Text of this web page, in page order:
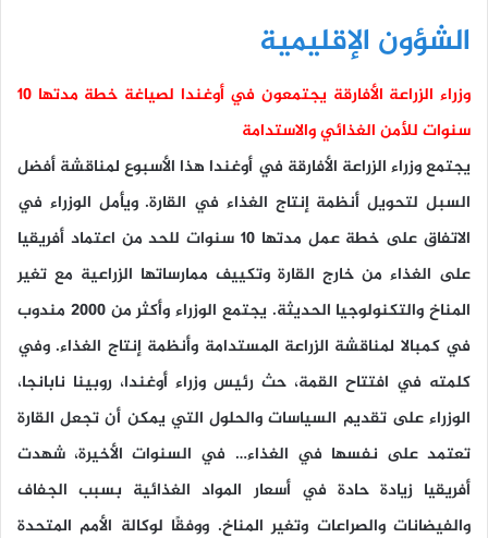
الشؤون الإقليمية
وزراء الزراعة الأفارقة يجتمعون في أوغندا لصياغة خطة مدتها 10
سنوات للأمن الغذائي والاستدامة
يجتمع وزراء الزراعة الأفارقة في أوغندا هذا الأسبوع لمناقشة أفضل
السبل لتحويل أنظمة إنتاج الغذاء في القارة. ويأمل الوزراء في
الاتفاق على خطة عمل مدتها 10 سنوات للحد من اعتماد أفريقيا
على الغذاء من خارج القارة وتكييف ممارساتها الزراعية مع تغير
المناخ والتكنولوجيا الحديثة. يجتمع الوزراء وأكثر من 2000 مندوب
في كمبالا لمناقشة الزراعة المستدامة وأنظمة إنتاج الغذاء. وفي
كلمته في افتتاح القمة، حث رئيس وزراء أوغندا، روبينا نابانجا،
الوزراء على تقديم السياسات والحلول التي يمكن أن تجعل القارة
تعتمد على نفسها في الغذاء… في السنوات الأخيرة، شهدت
أفريقيا زيادة حادة في أسعار المواد الغذائية بسبب الجفاف
والفيضانات والصراعات وتغير المناخ. ووفقًا لوكالة الأمم المتحدة